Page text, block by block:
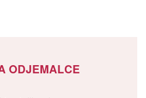
ODJEMALCE